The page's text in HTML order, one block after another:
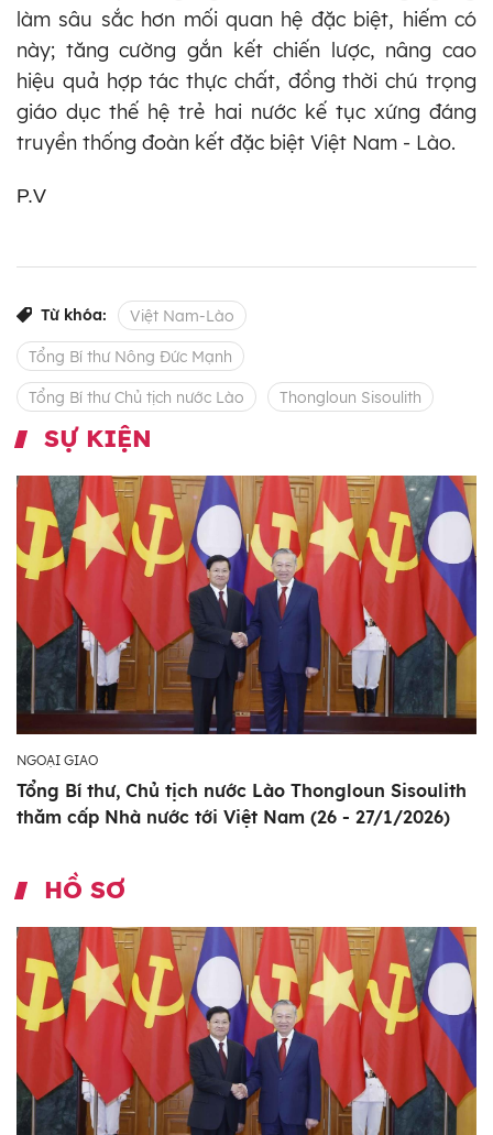
làm sâu sắc hơn mối quan hệ đặc biệt, hiếm có
này; tăng cường gắn kết chiến lược, nâng cao
hiệu quả hợp tác thực chất, đồng thời chú trọng
giáo dục thế hệ trẻ hai nước kế tục xứng đáng
truyền thống đoàn kết đặc biệt Việt Nam - Lào.
P.V
Từ khóa: Việt Nam-Lào
Tổng Bí thư Nông Đức Mạnh
Tổng Bí thư Chủ tịch nước Lào Thongloun Sisoulith
SỰ KIỆN
NGOẠI GIAO
Tổng Bí thư, Chủ tịch nước Lào Thongloun Sisoulith
thăm cấp Nhà nước tới Việt Nam (26 - 27/1/2026)
HỒ SƠ